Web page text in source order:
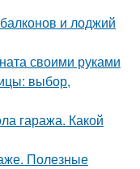
и лоджий
своими руками
выбор,
гаража. Какой
Полезные